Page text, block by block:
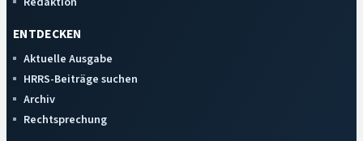
ENTDECKEN
Aktuelle Ausgabe
HRRS-Beiträge suchen
Archiv
Rechtsprechung